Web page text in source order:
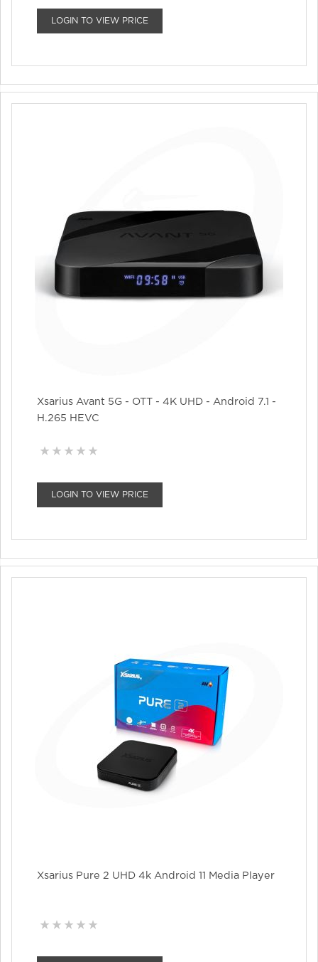
LOGIN TO VIEW PRICE
Xsarius Avant 5G - OTT - 4K UHD - Android 7.1 -
H.265 HEVC
LOGIN TO VIEW PRICE
Xsarius Pure 2 UHD 4k Android 11 Media Player